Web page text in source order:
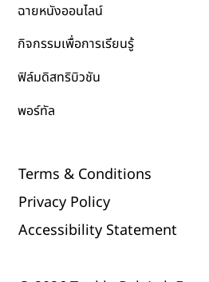
Terms & Conditions
Privacy Policy
Accessibility Statement
ฉายหนังออนไลน์
กิจกรรมเพื่อการเรียนรู้
ฟิล์มดิสทริบิวชัน
พอร์ทัล